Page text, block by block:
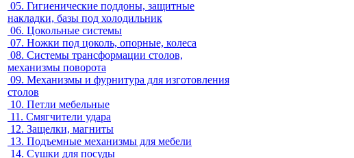
05. Гигиенические поддоны, защитные
накладки, базы под холодильник
06. Цокольные системы
07. Ножки под цоколь, опорные, колеса
08. Системы трансформации столов,
механизмы поворота
09. Механизмы и фурнитура для изготовления
столов
10. Петли мебельные
11. Смягчители удара
12. Защелки, магниты
13. Подъемные механизмы для мебели
14. Сушки для посуды